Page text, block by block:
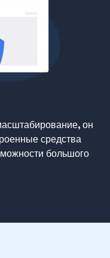
он
средства
большого